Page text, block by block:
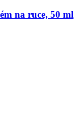
na ruce, 50 ml